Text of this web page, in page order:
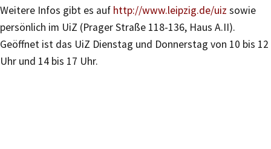
Weitere Infos gibt es auf http://www.leipzig.de/uiz sowie
persönlich im UiZ (Prager Straße 118-136, Haus A.II).
Geöffnet ist das UiZ Dienstag und Donnerstag von 10 bis 12
Uhr und 14 bis 17 Uhr.